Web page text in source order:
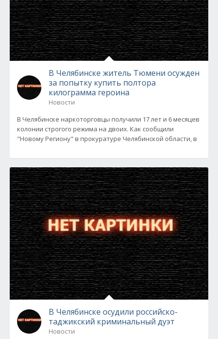
В Челябинске житель Тюмени осужден
за попытку купить полтора
килограмма героина
Новости
В Челябинске наркоторговцы получили 17 лет и 6 месяцев
колонии строгого режима на двоих. Как сообщили
"Новому Региону" в прокуратуре Челябинской области, в
В Челябинске осудили российско-
таджикский криминальный дуэт
Новости